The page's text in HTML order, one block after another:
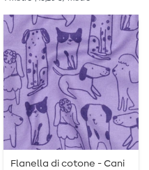
Flanella di cotone - Cani